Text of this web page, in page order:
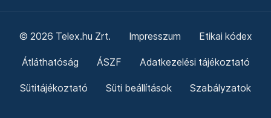
© 2026 Telex.hu Zrt. Impresszum Etikai kódex
Átláthatóság ÁSZF Adatkezelési tájékoztató
Sütitájékoztató Süti beállítások Szabályzatok